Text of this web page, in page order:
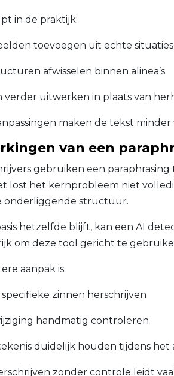
in de praktijk:
toevoegen uit echte situaties
afwisselen binnen alinea’s
verder uitwerken in plaats van
maken de tekst
van een
gebruiken een
lost het kernprobleem niet
onderliggende structuur.
hetzelfde blijft, kan een AI
om deze tool gericht te
aanpak is:
specifieke zinnen herschrijven
handmatig controleren
duidelijk houden tijdens het
zonder controle leidt